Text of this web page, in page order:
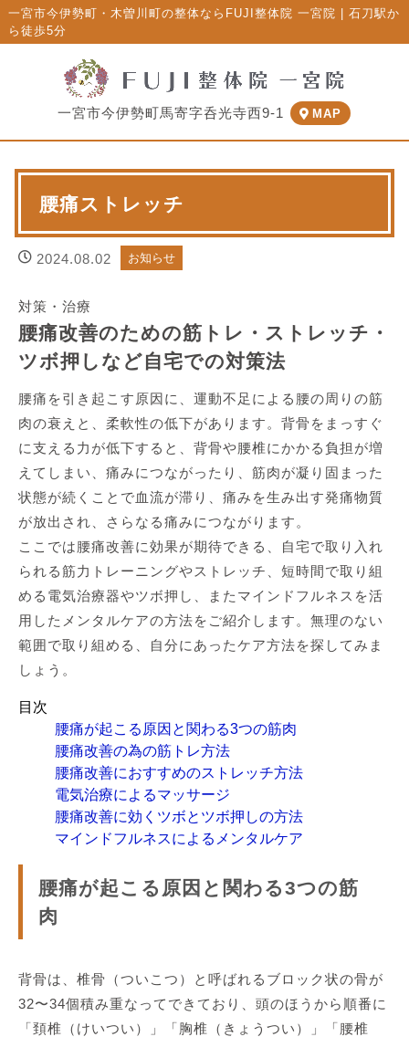
一宮市今伊勢町・木曽川町の整体ならFUJI整体院 一宮院 | 石刀駅か
ら徒歩5分
一宮市今伊勢町馬寄字呑光寺西9-1 MAP
腰痛ストレッチ
2024.08.02 お知らせ
対策・治療
腰痛改善のための筋トレ・ストレッチ・
ツボ押しなど自宅での対策法
腰痛を引き起こす原因に、運動不足による腰の周りの筋
肉の衰えと、柔軟性の低下があります。背骨をまっすぐ
に支える力が低下すると、背骨や腰椎にかかる負担が増
えてしまい、痛みにつながったり、筋肉が凝り固まった
状態が続くことで血流が滞り、痛みを生み出す発痛物質
が放出され、さらなる痛みにつながります。
ここでは腰痛改善に効果が期待できる、自宅で取り入れ
られる筋力トレーニングやストレッチ、短時間で取り組
める電気治療器やツボ押し、またマインドフルネスを活
用したメンタルケアの方法をご紹介します。無理のない
範囲で取り組める、自分にあったケア方法を探してみま
しょう。
目次
腰痛が起こる原因と関わる3つの筋肉
腰痛改善の為の筋トレ方法
腰痛改善におすすめのストレッチ方法
電気治療によるマッサージ
腰痛改善に効くツボとツボ押しの方法
マインドフルネスによるメンタルケア
腰痛が起こる原因と関わる3つの筋
肉
背骨は、椎骨（ついこつ）と呼ばれるブロック状の骨が
32〜34個積み重なってできており、頭のほうから順番に
「頚椎（けいつい）」「胸椎（きょうつい）」「腰椎